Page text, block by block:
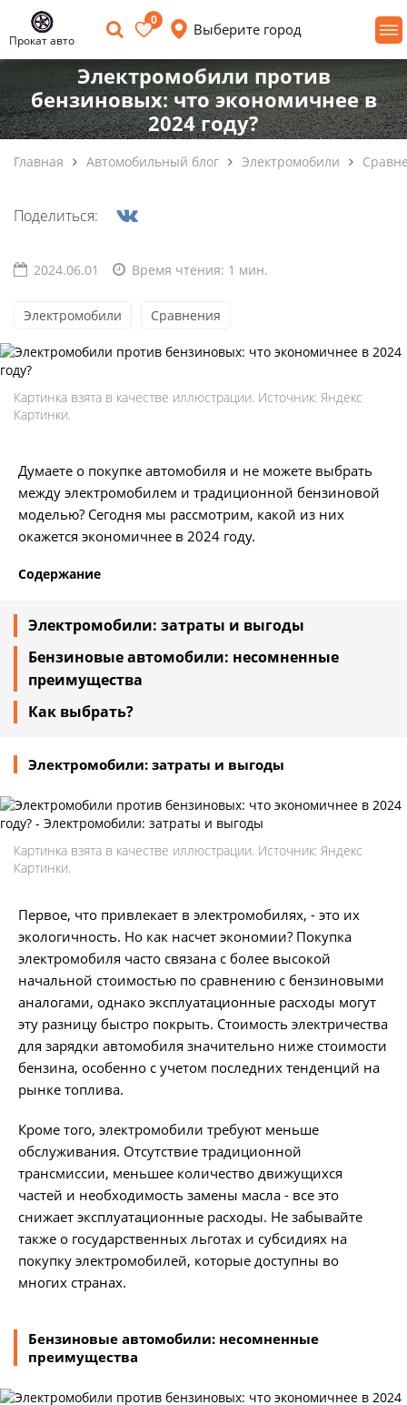
Прокат авто
0
Выберите город
Электромобили против
бензиновых: что экономичнее в
2024 году?
Главная Автомобильный блог Электромобили
Поделиться:
2024.06.01 Время чтения: 1 мин.
Электромобили Сравнения
Картинка взята в качестве иллюстрации. Источник: Яндекс
Картинки.
Думаете о покупке автомобиля и не можете выбрать
между электромобилем и традиционной бензиновой
моделью? Сегодня мы рассмотрим, какой из них
окажется экономичнее в 2024 году.
Содержание
Электромобили: затраты и выгоды
Бензиновые автомобили: несомненные
преимущества
Как выбрать?
Электромобили: затраты и выгоды
Картинка взята в качестве иллюстрации. Источник: Яндекс
Картинки.
Первое, что привлекает в электромобилях, - это их
экологичность. Но как насчет экономии? Покупка
электромобиля часто связана с более высокой
начальной стоимостью по сравнению с бензиновыми
аналогами, однако эксплуатационные расходы могут
эту разницу быстро покрыть. Стоимость электричества
для зарядки автомобиля значительно ниже стоимости
бензина, особенно с учетом последних тенденций на
рынке топлива.
Кроме того, электромобили требуют меньше
обслуживания. Отсутствие традиционной
трансмиссии, меньшее количество движущихся
частей и необходимость замены масла - все это
снижает эксплуатационные расходы. Не забывайте
также о государственных льготах и субсидиях на
покупку электромобилей, которые доступны во
многих странах.
Бензиновые автомобили: несомненные
преимущества